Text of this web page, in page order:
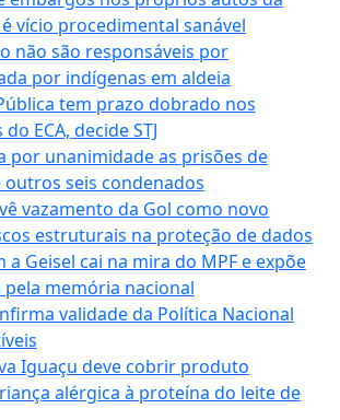
vício procedimental sanável
não são responsáveis por
por indígenas em aldeia
tem prazo dobrado nos
ECA, decide STJ
por unanimidade as prisões de
outros seis condenados
vazamento da Gol como novo
estruturais na proteção de dados
Geisel cai na mira do MPF e expõe
pela memória nacional
validade da Política Nacional
Iguaçu deve cobrir produto
alérgica à proteína do leite de